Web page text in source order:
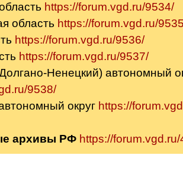
https://forum.vgd.ru/9534/
область https://forum.vgd.ru/
https://forum.vgd.ru/9536/
https://forum.vgd.ru/9537/
Ненецкий) автономный
9538/
округ https://
архивы РФ https://